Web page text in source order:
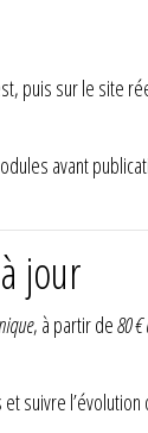
puis sur le site
avant
jour
, à partir de80
suivre l’évolution